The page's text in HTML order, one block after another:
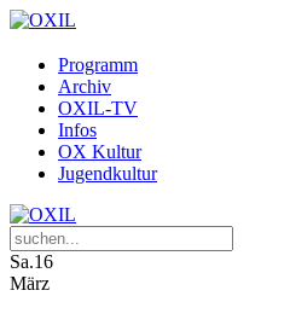
Programm
Archiv
OXIL-TV
Infos
OX Kultur
Jugendkultur
Sa.16
März